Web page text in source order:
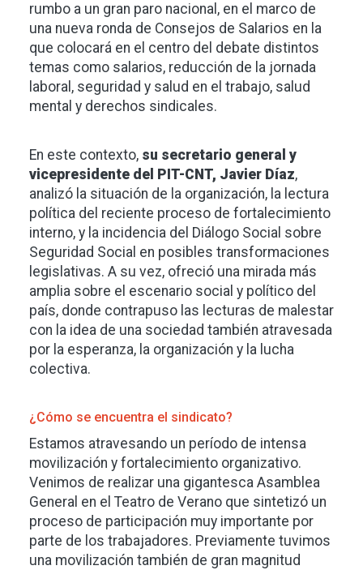
rumbo a un gran paro nacional, en el marco de
una nueva ronda de Consejos de Salarios en la
que colocará en el centro del debate distintos
temas como salarios, reducción de la jornada
laboral, seguridad y salud en el trabajo, salud
mental y derechos sindicales.
En este contexto, su secretario general y
vicepresidente del PIT-CNT, Javier Díaz,
analizó la situación de la organización, la lectura
política del reciente proceso de fortalecimiento
interno, y la incidencia del Diálogo Social sobre
Seguridad Social en posibles transformaciones
legislativas. A su vez, ofreció una mirada más
amplia sobre el escenario social y político del
país, donde contrapuso las lecturas de malestar
con la idea de una sociedad también atravesada
por la esperanza, la organización y la lucha
colectiva.
¿Cómo se encuentra el sindicato?
Estamos atravesando un período de intensa
movilización y fortalecimiento organizativo.
Venimos de realizar una gigantesca Asamblea
General en el Teatro de Verano que sintetizó un
proceso de participación muy importante por
parte de los trabajadores. Previamente tuvimos
una movilización también de gran magnitud